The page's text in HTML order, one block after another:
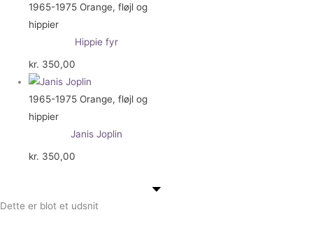
1965-1975 Orange, fløjl og
hippier
Hippie fyr
kr. 350,00
1965-1975 Orange, fløjl og
hippier
Janis Joplin
kr. 350,00
Dette er blot et udsnit